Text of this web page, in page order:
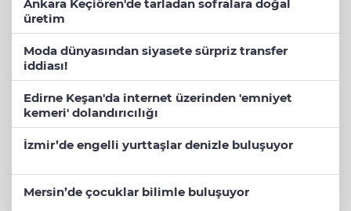
Ankara Keçiören'de tarladan sofralara doğal
üretim
Moda dünyasından siyasete sürpriz transfer
iddiası!
Edirne Keşan'da internet üzerinden 'emniyet
kemeri' dolandırıcılığı
İzmir’de engelli yurttaşlar denizle buluşuyor
Mersin’de çocuklar bilimle buluşuyor